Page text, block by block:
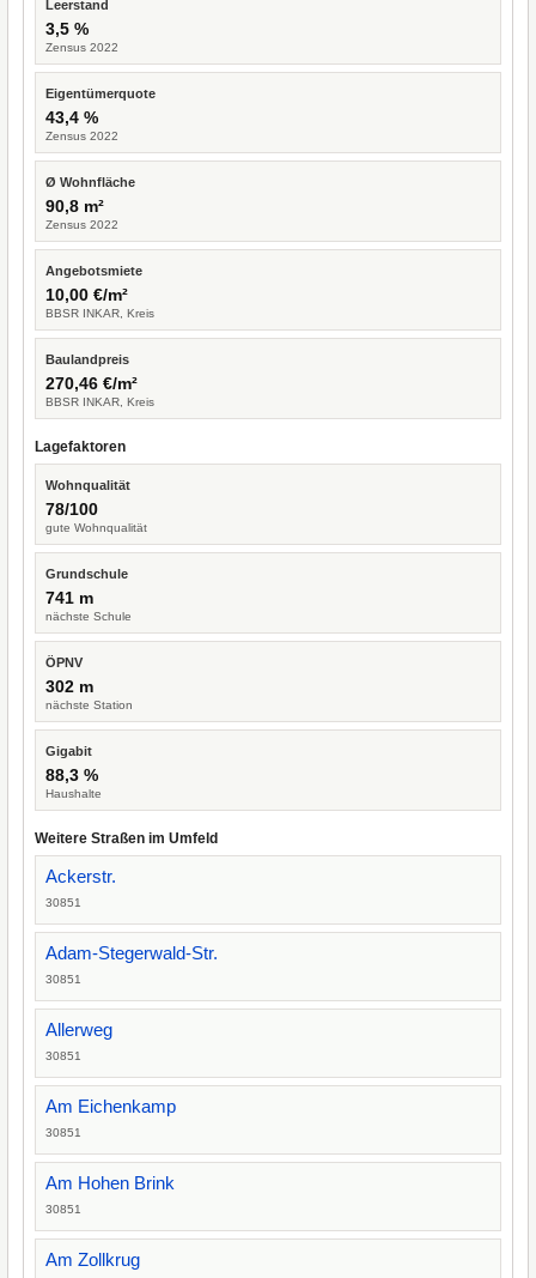
Leerstand
3,5 %
Zensus 2022
Eigentümerquote
43,4 %
Zensus 2022
Ø Wohnfläche
90,8 m²
Zensus 2022
Angebotsmiete
10,00 €/m²
BBSR INKAR, Kreis
Baulandpreis
270,46 €/m²
BBSR INKAR, Kreis
Lagefaktoren
Wohnqualität
78/100
gute Wohnqualität
Grundschule
741 m
nächste Schule
ÖPNV
302 m
nächste Station
Gigabit
88,3 %
Haushalte
Weitere Straßen im Umfeld
Ackerstr.
30851
Adam-Stegerwald-Str.
30851
Allerweg
30851
Am Eichenkamp
30851
Am Hohen Brink
30851
Am Zollkrug